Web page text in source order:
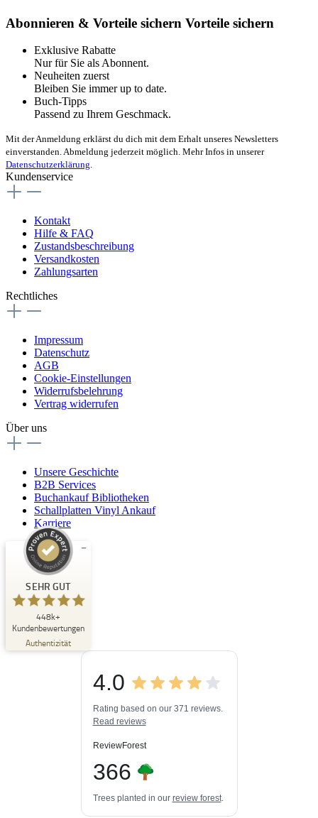
Abonnieren & Vorteile sichern Vorteile sichern
Exklusive Rabatte
Nur für Sie als Abonnent.
Neuheiten zuerst
Bleiben Sie immer up to date.
Buch-Tipps
Passend zu Ihrem Geschmack.
Mit der Anmeldung erklärst du dich mit dem Erhalt unseres Newsletters
einverstanden. Abmeldung jederzeit möglich. Mehr Infos in unserer
Datenschutzerklärung.
Kundenservice
Kontakt
Hilfe & FAQ
Zustandsbeschreibung
Versandkosten
Zahlungsarten
Rechtliches
Impressum
Datenschutz
AGB
Cookie-Einstellungen
Widerrufsbelehrung
Vertrag widerrufen
Über uns
Unsere Geschichte
B2B Services
Buchankauf Bibliotheken
Schallplatten Vinyl Ankauf
Karriere
SEHR GUT
448k+
Kundenbewertungen
Authentizität
Kundenbewertungen und Erfahrungen zu
SEHR GUT
4,84
/
5,00
3
ProvenExpert.com
Blick aufs ProvenExpert-Profil werfen
06.08.2026
4.0
Rating based on our 371 reviews.
Read reviews
ReviewForest
366
Trees planted in our review forest.